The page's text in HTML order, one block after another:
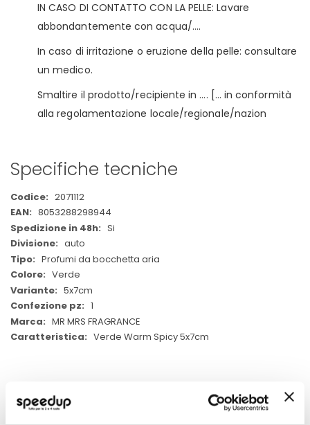
IN CASO DI CONTATTO CON LA PELLE: Lavare
abbondantemente con acqua/….
In caso di irritazione o eruzione della pelle: consultare
un medico.
Smaltire il prodotto/recipiente in …. [… in conformità
alla regolamentazione locale/regionale/nazion
Specifiche tecniche
Maggiori
Informazioni
2071112
8053288298944
Si
auto
Profumi da bocchetta aria
Verde
5x7cm
1
MR MRS FRAGRANCE
Verde Warm Spicy 5x7cm